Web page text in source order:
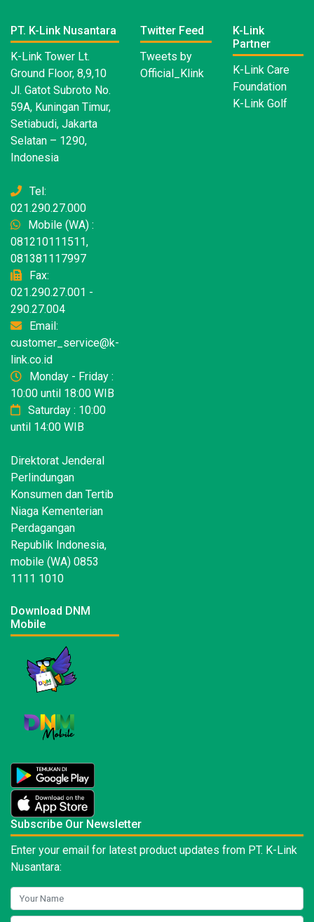
PT. K-Link Nusantara
K-Link Tower Lt.
Ground Floor, 8,9,10
Jl. Gatot Subroto No.
59A, Kuningan Timur,
Setiabudi, Jakarta
Selatan – 1290,
Indonesia
Tel:
021.290.27.000
Mobile (WA) :
081210111511,
081381117997
Fax:
021.290.27.001 -
290.27.004
Email:
customer_service@k-
link.co.id
Monday - Friday :
10:00 until 18:00 WIB
Saturday : 10:00
until 14:00 WIB
Direktorat Jenderal
Perlindungan
Konsumen dan Tertib
Niaga Kementerian
Perdagangan
Republik Indonesia,
mobile (WA) 0853
1111 1010
Download DNM
Mobile
Twitter Feed
Tweets by
Official_Klink
K-Link
Partner
K-Link Care
Foundation
K-Link Golf
Subscribe Our Newsletter
Enter your email for latest product updates from PT. K-Link
Nusantara: